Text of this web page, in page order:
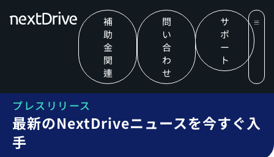
補
助
金
関
連
問
い
合
わ
せ
サ
ポ
ー
ト
プレスリリース
最新のNextDriveニュースを今すぐ入
手